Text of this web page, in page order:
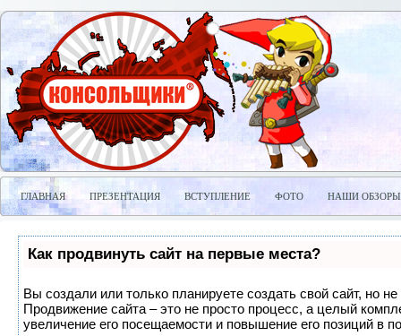
ГЛАВНАЯ ПРЕЗЕНТАЦИЯ ВСТУПЛЕНИЕ ФОТО НАШИ ОБЗОРЫ
Как продвинуть сайт на первые места?
Вы создали или только планируете создать свой сайт, но не
Продвижение сайта – это не просто процесс, а целый
увеличение его посещаемости и повышение его позиций в